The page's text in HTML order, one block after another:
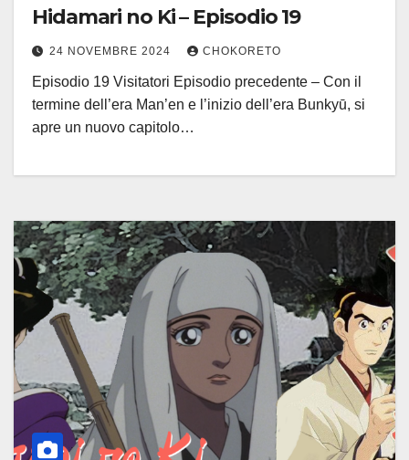
Hidamari no Ki – Episodio 19
24 NOVEMBRE 2024 CHOKORETO
Episodio 19 Visitatori Episodio precedente – Con il
termine dell’era Man’en e l’inizio dell’era Bunkyū, si
apre un nuovo capitolo…